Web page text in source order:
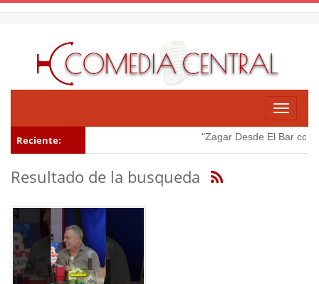
Toggle
Reciente: "Zagar Desde El Bar con
Resultado de la busqueda